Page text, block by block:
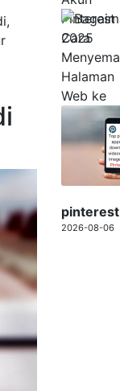
pinterest
2026-08-06